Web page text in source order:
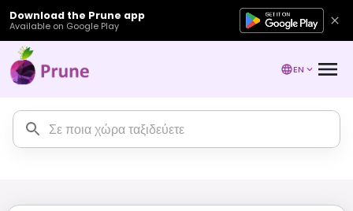
Download the Prune app
Available on Google Play
EN